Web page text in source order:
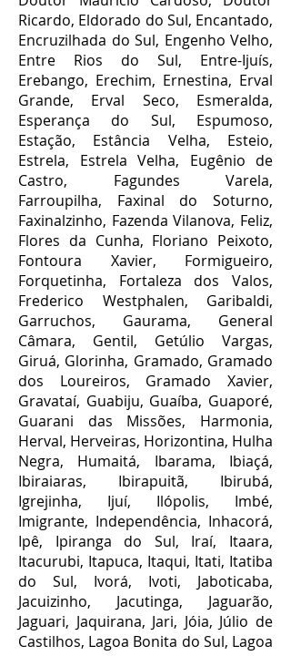
Ricardo, Eldorado do Sul, Encantado,
Encruzilhada do Sul, Engenho Velho,
Entre Rios do Sul, Entre-Ijuís,
Erebango, Erechim, Ernestina, Erval
Grande, Erval Seco, Esmeralda,
Esperança do Sul, Espumoso,
Estação, Estância Velha, Esteio,
Estrela, Estrela Velha, Eugênio de
Castro, Fagundes Varela,
Farroupilha, Faxinal do Soturno,
Faxinalzinho, Fazenda Vilanova, Feliz,
Flores da Cunha, Floriano Peixoto,
Fontoura Xavier, Formigueiro,
Forquetinha, Fortaleza dos Valos,
Frederico Westphalen, Garibaldi,
Garruchos, Gaurama, General
Câmara, Gentil, Getúlio Vargas,
Giruá, Glorinha, Gramado, Gramado
dos Loureiros, Gramado Xavier,
Gravataí, Guabiju, Guaíba, Guaporé,
Guarani das Missões, Harmonia,
Herval, Herveiras, Horizontina, Hulha
Negra, Humaitá, Ibarama, Ibiaçá,
Ibiraiaras, Ibirapuitã, Ibirubá,
Igrejinha, Ijuí, Ilópolis, Imbé,
Imigrante, Independência, Inhacorá,
Ipê, Ipiranga do Sul, Iraí, Itaara,
Itacurubi, Itapuca, Itaqui, Itati, Itatiba
do Sul, Ivorá, Ivoti, Jaboticaba,
Jacuizinho, Jacutinga, Jaguarão,
Jaguari, Jaquirana, Jari, Jóia, Júlio de
Castilhos, Lagoa Bonita do Sul, Lagoa